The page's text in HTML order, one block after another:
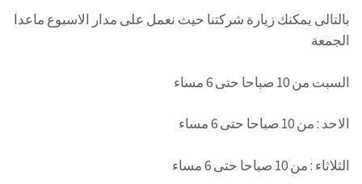
بالتالى يمكنك زيارة شركتنا حيث نعمل على مدار الاسبوع ماعدا
الجمعة
السبت من 10 صباحا حتى 6 مساء
الاحد : من 10 صباحا حتى 6 مساء
الثلاثاء : من 10 صباحا حتى 6 مساء